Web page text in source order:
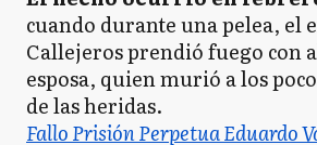
cuando durante una pelea, el
Callejeros prendió fuego con
esposa, quien murió a los
de las heridas.
Fallo Prisión Perpetua Eduardo